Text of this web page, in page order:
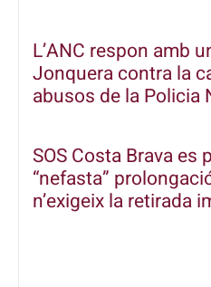
L’ANC respon amb
Jonquera contra la
abusos de la Policia
SOS Costa Brava es
“nefasta”
n’exigeix la retirada